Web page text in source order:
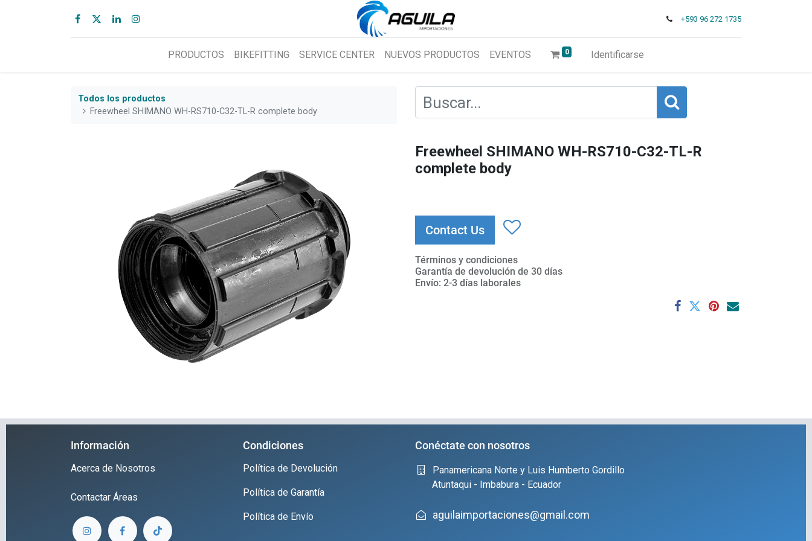
+593 96 272 1735
PRODUCTOS BIKEFITTING SERVICE CENTER NUEVOS PRODUCTOS EVENTOS 0 Identificarse
Todos los productos
Freewheel SHIMANO WH-RS710-C32-TL-R complete body
Freewheel SHIMANO WH-RS710-C32-TL-R
complete body
Contact Us
Términos y condiciones
Garantía de devolución de 30 días
Envío: 2-3 días laborales
Información
Acerca de Nosotros
Contactar Áreas
Condiciones
Política de Devolución
Política de Garantía
Política de Envío
Conéctate con nosotros
Panamericana Norte y Luis Humberto Gordillo
Atuntaqui - Imbabura - Ecuador
aguilaimportaciones@gmail.com